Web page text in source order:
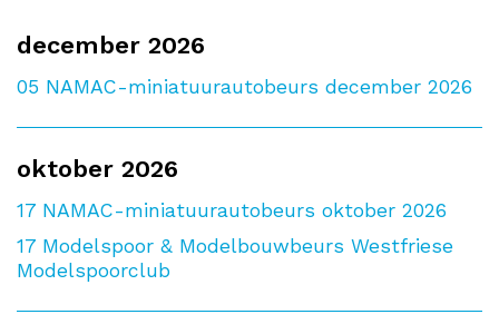
december 2026
05 NAMAC-miniatuurautobeurs december 2026
oktober 2026
17 NAMAC-miniatuurautobeurs oktober 2026
17 Modelspoor & Modelbouwbeurs Westfriese
Modelspoorclub